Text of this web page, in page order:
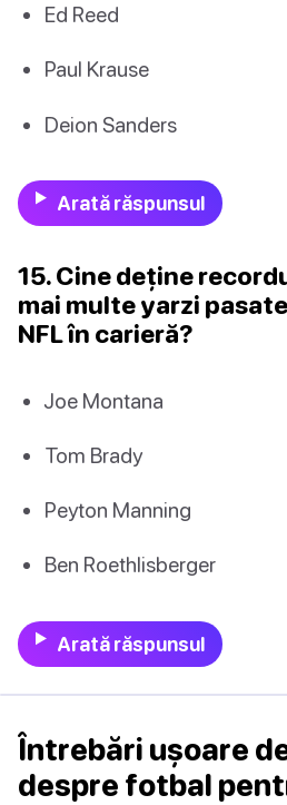
Ed Reed
Paul Krause
Deion Sanders
Arată răspunsul
15. Cine deține
mai multe yarzi
NFL în carieră?
Joe Montana
Tom Brady
Peyton Manning
Ben Roethlisberger
Arată răspunsul
Întrebări ușoare
despre fotbal